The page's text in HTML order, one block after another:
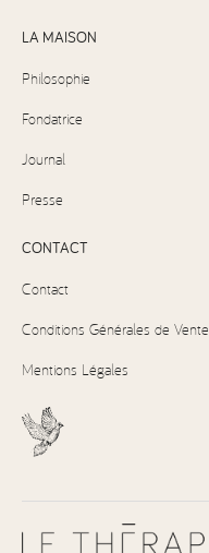
LA MAISON
Philosophie
Fondatrice
Journal
Presse
CONTACT
Contact
Conditions Générales de Vente
Mentions Légales